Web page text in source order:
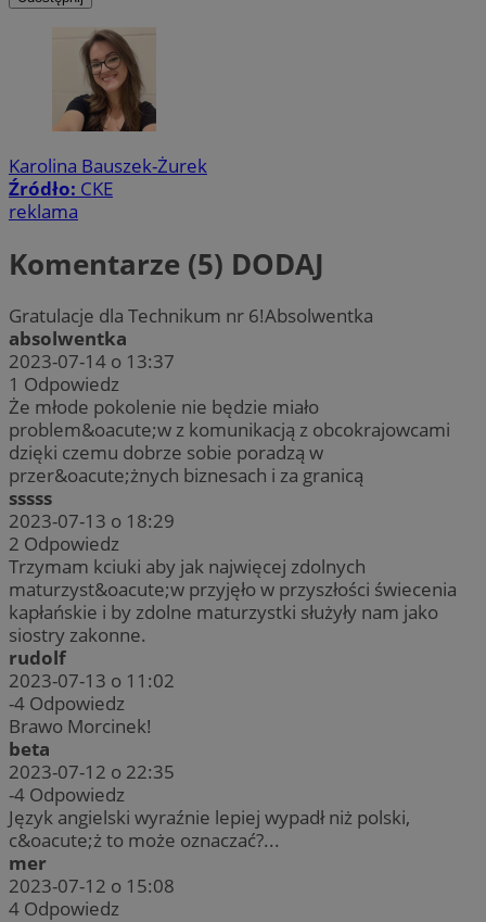
Karolina Bauszek-Żurek
Źródło: CKE
reklama
Komentarze (5) DODAJ
Gratulacje dla Technikum nr 6!Absolwentka
absolwentka
2023-07-14 o 13:37
1 Odpowiedz
Że młode pokolenie nie będzie miało
problem&oacute;w z komunikacją z obcokrajowcami
dzięki czemu dobrze sobie poradzą w
przer&oacute;żnych biznesach i za granicą
sssss
2023-07-13 o 18:29
2 Odpowiedz
Trzymam kciuki aby jak najwięcej zdolnych
maturzyst&oacute;w przyjęło w przyszłości świecenia
kapłańskie i by zdolne maturzystki służyły nam jako
siostry zakonne.
rudolf
2023-07-13 o 11:02
-4 Odpowiedz
Brawo Morcinek!
beta
2023-07-12 o 22:35
-4 Odpowiedz
Język angielski wyraźnie lepiej wypadł niż polski,
c&oacute;ż to może oznaczać?...
mer
2023-07-12 o 15:08
4 Odpowiedz